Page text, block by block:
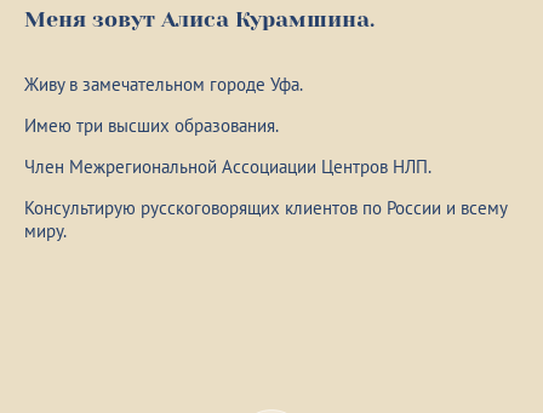
Меня зовут Алиса Курамшина.
Живу в замечательном городе Уфа.
Имею три высших образования.
Член Межрегиональной Ассоциации Центров НЛП.
Консультирую русскоговорящих клиентов по России и всему
миру.